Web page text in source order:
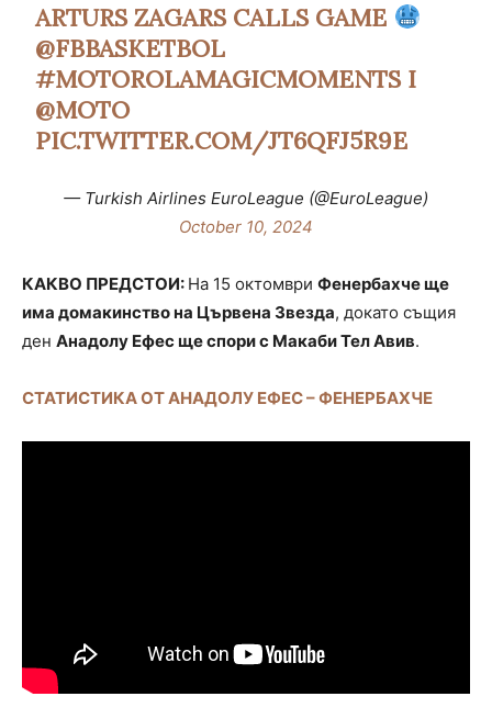
ARTURS ZAGARS CALLS GAME
@FBBASKETBOL
#MOTOROLAMAGICMOMENTS I
@MOTO
PIC.TWITTER.COM/JT6QFJ5R9E
— Turkish Airlines EuroLeague (@EuroLeague)
October 10, 2024
КАКВО ПРЕДСТОИ: На 15 октомври Фенербахче ще
има домакинство на Цървена Звезда, докато същия
ден Анадолу Ефес ще спори с Макаби Тел Авив.
СТАТИСТИКА ОТ АНАДОЛУ ЕФЕС – ФЕНЕРБАХЧЕ